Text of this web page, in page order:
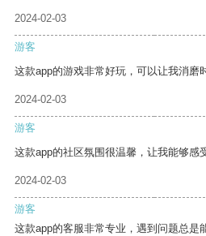
2024-02-03
游客
这款app的游戏非常好玩，可以让我消磨
2024-02-03
游客
这款app的社区氛围很温馨，让我能够感
2024-02-03
游客
这款app的客服非常专业，遇到问题总是